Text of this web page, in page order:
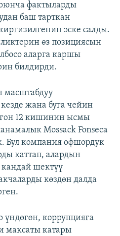
фактыларды
баш тарткан
эске салды.
өз позициясын
аларга каршы
билдирди.
масштабдуу
жана буга чейин
12 кишинин ысмы
Mossack Fonseca
Бул компания офшордук
каттап, алардын
кандай шектүү
көздөн далда
үндөгөн, коррупцияга
максаты катары